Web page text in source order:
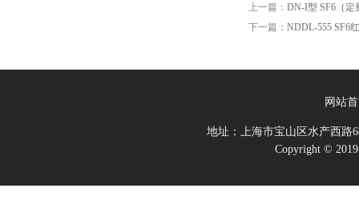
上一篇： DN-I型 SF6（定
下一篇： NDDL-555 SF6
网站
地址：上海市宝山区水产西路
Copyright ©